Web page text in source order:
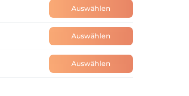
Auswählen
Auswählen
Auswählen